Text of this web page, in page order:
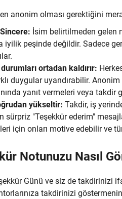
anonim olması gerektiğini
İsim belirtilmeden gelen
iyilik peşinde değildir. Sadece
ortadan kaldırır:
duygular uyandırabilir.
yanıt vermeleri veya takdir
yükseltir: Takdir, iş
sürpriz "Teşekkür ederim"
için onları motive edebilir ve
Notunuzu Nasıl
Günü ve siz de takdirinizi
takdirinizi